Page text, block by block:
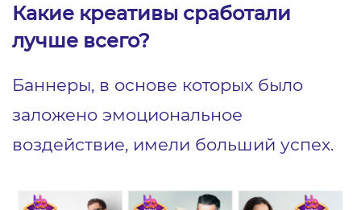
Какие креативы сработали
лучше всего?
Баннеры, в основе которых было
заложено эмоциональное
воздействие, имели больший успех.